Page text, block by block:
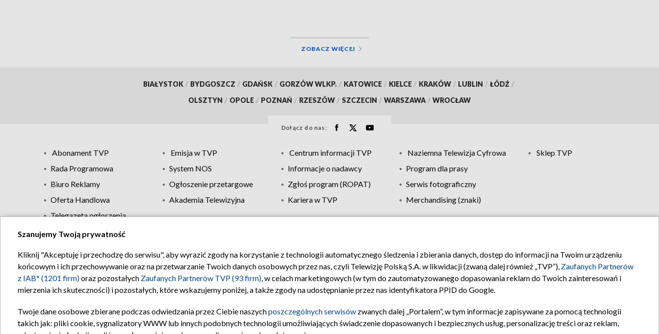
ZOBACZ WIĘCEJ
BIAŁYSTOK / BYDGOSZCZ / GDAŃSK / GORZÓW WLKP. / KATOWICE / KIELCE / KRAKÓW / LUBLIN / ŁÓDŹ /
OLSZTYN / OPOLE / POZNAŃ / RZESZÓW / SZCZECIN / WARSZAWA / WROCŁAW
Dołącz do nas:
Abonament TVP Emisja w TVP Centrum informacji TVP Naziemna Telewizja Cyfrowa
Sklep TVP
Rada Programowa
System NOS Informacje o nadawcy
Program dla prasy
Biuro Reklamy
Ogłoszenie przetargowe Zgłoś program (ROPAT)
Serwis fotograficzny
Oferta Handlowa
Akademia Telewizyjna Kariera w TVP
Merchandising (znaki)
Telegazeta ogłoszenia
Regulamin TVP Polityka prywatności Moje zgody Pomoc Biuro reklamy Kontakt
Szanujemy Twoją prywatność
Kliknij "Akceptuję i przechodzę do serwisu", aby wyrazić zgody na korzystanie z technologii automatycznego śledzenia i zbierania danych, dostęp do informacji na Twoim urządzeniu
końcowym i ich przechowywanie oraz na przetwarzanie Twoich danych osobowych przez nas, czyli Telewizję Polską S.A. w likwidacji (zwaną dalej również „TVP”), Zaufanych Partnerów
z IAB* (1201 firm)oraz pozostałych Zaufanych Partnerów TVP (93 firm), w celach marketingowych (w tym do zautomatyzowanego dopasowania reklam do Twoich zainteresowań i
mierzenia ich skuteczności) i pozostałych, które wskazujemy poniżej, a także zgody na udostępnianie przez nas identyfikatora PPID do Google.
Twoje dane osobowe zbierane podczas odwiedzania przez Ciebie naszychposzczególnych serwisów zwanych dalej „Portalem”, w tym informacje zapisywane za pomocą technologii
takich jak: pliki cookie, sygnalizatory WWW lub innych podobnych technologii umożliwiających świadczenie dopasowanych i bezpiecznych usług, personalizację treści oraz reklam,